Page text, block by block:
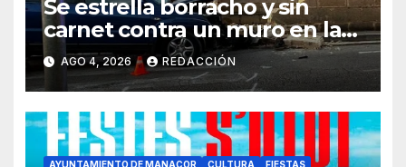
Se estrella borracho y sin
carnet contra un muro en la
ronda del Port de Manacor y
lo destroza
AGO 4, 2026 REDACCIÓN
AYUNTAMIENTO DE MANACOR CULTURA
FIESTAS